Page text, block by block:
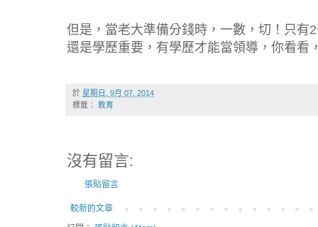
但是，當老大準備分錢時，一數，切！只有
還是學歷重要，有學歷才能當領導，你看看
於 星期日, 9月 07, 2014
標籤： 教育
沒有留言:
張貼留言
較新的文章